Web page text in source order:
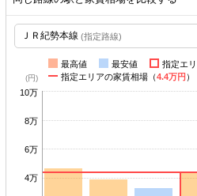
(指定路線)
最高値 最安値
指定エ
指定エリアの家賃相場（4.4万円 ）
10万
8万
6万
4万